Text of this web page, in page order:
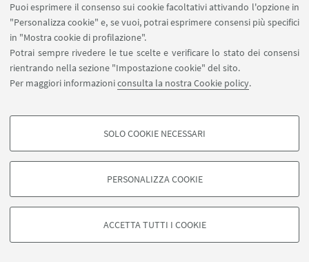
Puoi esprimere il consenso sui cookie facoltativi attivando l'opzione in
"Personalizza cookie" e, se vuoi, potrai esprimere consensi più specifici
in "Mostra cookie di profilazione".
Potrai sempre rivedere le tue scelte e verificare lo stato dei consensi
rientrando nella sezione "Impostazione cookie" del sito.
Per maggiori informazioniconsulta la nostra Cookie policy.
COOKIE DI PROFILAZIONE - FACOLTATIVI
degli utenti, creare profili in base al loro comportamento sul sito, per analisi
di marketing.
Google/Youtube Video
SOLO COOKIE NECESSARI
PERSONALIZZA COOKIE
ACCETTA TUTTI I COOKIE
diMatteo Cornacchia
Educazione degli adulti e formazione umanistica
Adult education and humanistic formation
diMicaela Castiglioni
L’educazione degli adulti e la responsabilità verso
gli altri
Adult Education and Responsibility towards Others
diDaniela Dato
La responsabilità dell'adulto lavoratore tra
eccellenza ed engagement
excellence and engagement